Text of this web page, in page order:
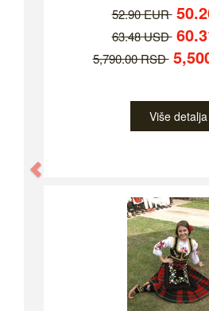
52.90 EUR
63.48 USD
5,790.00 RSD
Više detalja